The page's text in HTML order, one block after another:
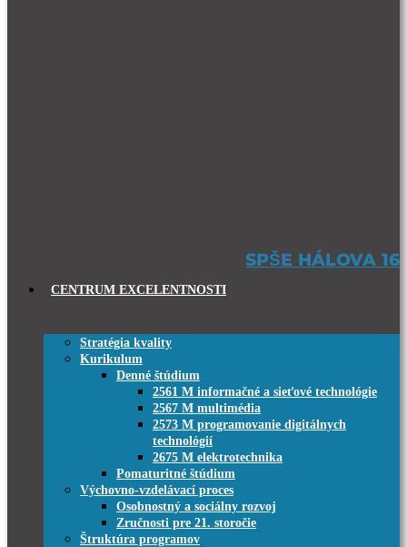
SPŠE HÁLOVA 16
CENTRUM EXCELENTNOSTI
Stratégia kvality
Kurikulum
Denné štúdium
2561 M informačné a sieťové technológie
2567 M multimédia
2573 M programovanie digitálnych
technológií
2675 M elektrotechnika
Pomaturitné štúdium
Výchovno-vzdelávací proces
Osobnostný a sociálny rozvoj
Zručnosti pre 21. storočie
Štruktúra programov